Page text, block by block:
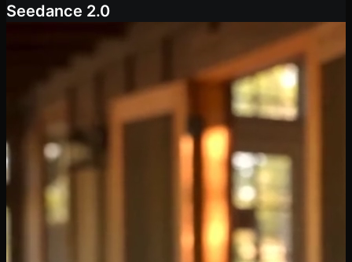
Seedance 2.0